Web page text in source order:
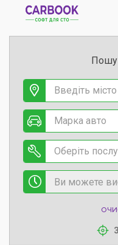
Введіть місто
Марка авто
Оберіть